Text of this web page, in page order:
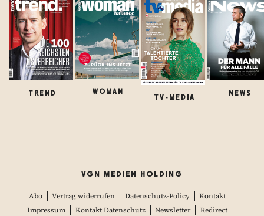
TREND WOMAN
TV-MEDIA
NEWS
VGN MEDIEN HOLDING
Abo Vertrag widerrufen Datenschutz-Policy
Kontakt
Impressum
Kontakt Datenschutz Newsletter
Redirect